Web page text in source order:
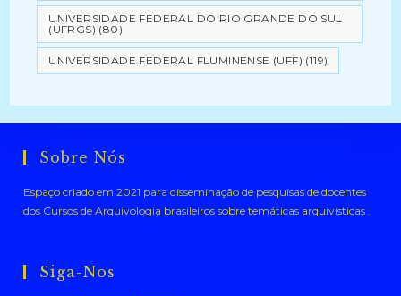
UNIVERSIDADE FEDERAL DO RIO GRANDE DO SUL
(UFRGS) (80)
UNIVERSIDADE FEDERAL FLUMINENSE (UFF) (119)
Sobre Nós
Espaço criado em 2021 para disseminação de pesquisas de docentes
dos Cursos de Arquivologia brasileiros sobre temáticas arquivísticas .
Siga-Nos